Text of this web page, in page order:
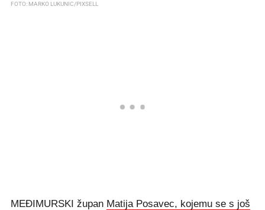
FOTO: MARKO LUKUNIC/PIXSELL
MEĐIMURSKI župan Matija Posavec, kojemu se s još